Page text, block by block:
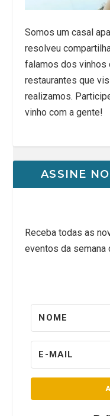
Somos um casal
resolveu
falamos dos vinhos
restaurantes que
realizamos.
vinho com a gente!
ASSINE
Receba todas as
eventos da semana